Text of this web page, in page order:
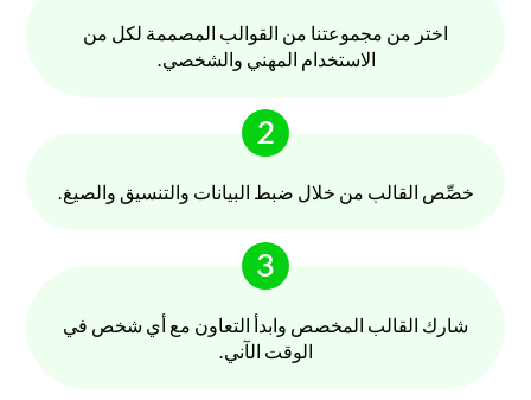
اختر من مجموعتنا من القوالب المصممة لكل من
الاستخدام المهني والشخصي.
2
خصِّص القالب من خلال ضبط البيانات والتنسيق والصيغ.
3
شارك القالب المخصص وابدأ التعاون مع أي شخص في
الوقت الآني.